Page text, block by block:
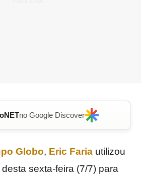
no Google Discover
Globo, Eric Faria utilizou
sexta-feira (7/7) para